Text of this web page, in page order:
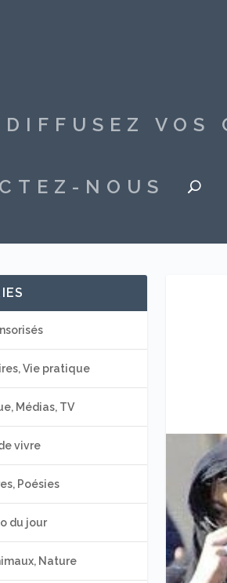
DIFFUSEZ VOS
NOUS
Vie pratique
Médias, TV
vivre
Poésies
du jour
Nature